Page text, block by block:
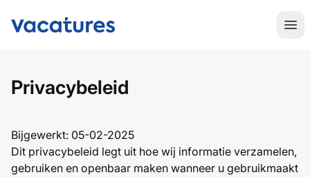
RoboticaVacatures.nl
Privacybeleid
Bijgewerkt: 05-02-2025
Dit privacybeleid legt uit hoe wij informatie verzamelen,
gebruiken en openbaar maken wanneer u gebruikmaakt